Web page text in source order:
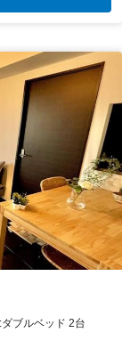
ブルベッド 2台